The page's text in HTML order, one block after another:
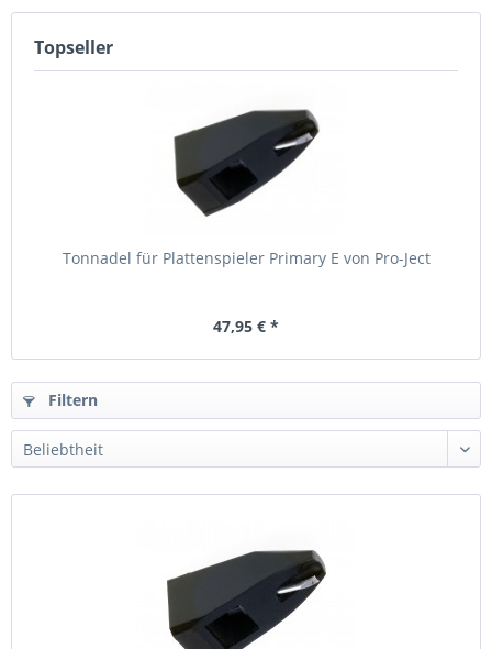
Topseller
Tonnadel für Plattenspieler Primary E von Pro-Ject
47,95 € *
Filtern